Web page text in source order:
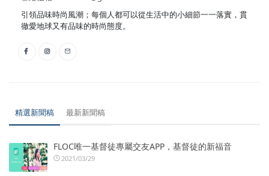
引領品味時尚風潮；每個人都可以從生活中的小細節一一落實，貫
徹愛地球又有品味的時尚態度。
精選新聞稿 最新新聞稿
FLOC唯一基督徒專屬交友APP，基督徒的新福音
2021/03/29